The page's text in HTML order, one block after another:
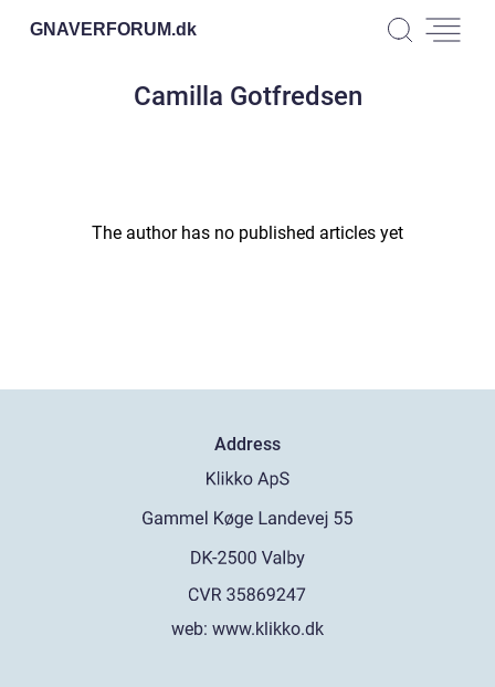
GNAVERFORUM.dk
Camilla Gotfredsen
The author has no published articles yet
Address
web: www.klikko.dk